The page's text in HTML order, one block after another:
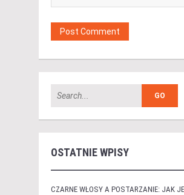
OSTATNIE WPISY
CZARNE WŁOSY A POSTARZANIE: JAK JE